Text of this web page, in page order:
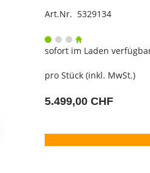
Art.Nr. 5329134
sofort im Laden
pro Stück (inkl. MwSt.)
5.499,00 CHF